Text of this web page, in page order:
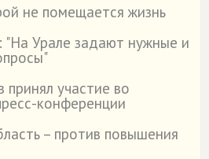
не помещается жизнь
"На Урале задают нужные и
участие во
конференции
– против повышения